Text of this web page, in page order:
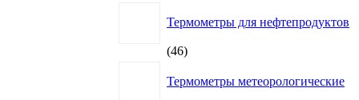
Термометры для нефтепродуктов
4646
Термометры метеорологические